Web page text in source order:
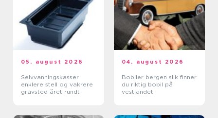
05. august 2026
Selvvanningskasser
enklere stell og vakrere
gravsted året rundt
04. august 2026
Bobiler bergen slik finner
du riktig bobil på
vestlandet